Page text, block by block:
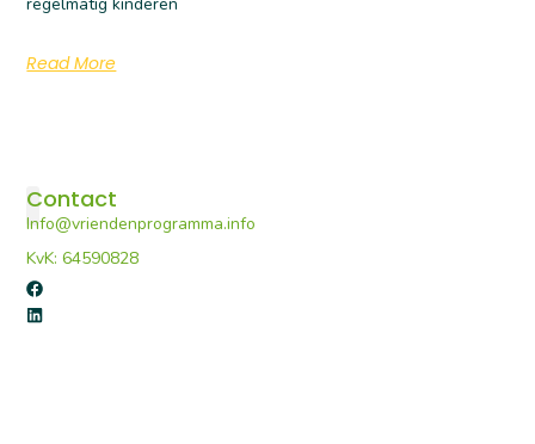
regelmatig kinderen
Read More
Contact
Info@vriendenprogramma.info
KvK: 64590828